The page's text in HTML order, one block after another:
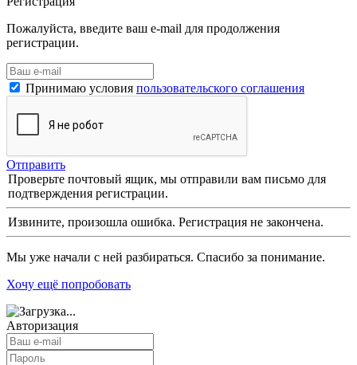
Пожалуйста, введите ваш e-mail для продолжения
регистрации.
Принимаю условия пользовательского соглашения
Отправить
Проверьте почтовый ящик, мы отправили вам письмо для
подтверждения регистрации.
Извините, произошла ошибка. Регистрация не закончена.
Мы уже начали с ней разбираться. Спасибо за понимание.
Хочу ещё попробовать
Авторизация